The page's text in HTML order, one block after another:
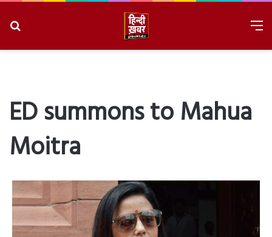
ED summons to Mahua
Moitra